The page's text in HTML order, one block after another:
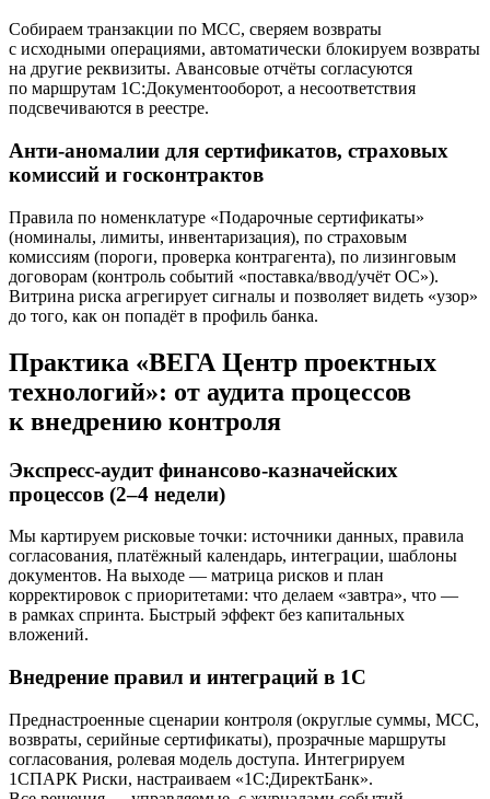
Собираем транзакции по MCC, сверяем возвраты
с исходными операциями, автоматически блокируем возвраты
на другие реквизиты. Авансовые отчёты согласуются
по маршрутам 1С:Документооборот, а несоответствия
подсвечиваются в реестре.
Анти-аномалии для сертификатов, страховых
комиссий и госконтрактов
Правила по номенклатуре «Подарочные сертификаты»
(номиналы, лимиты, инвентаризация), по страховым
комиссиям (пороги, проверка контрагента), по лизинговым
договорам (контроль событий «поставка/ввод/учёт ОС»).
Витрина риска агрегирует сигналы и позволяет видеть «узор»
до того, как он попадёт в профиль банка.
Практика «ВЕГА Центр проектных
технологий»: от аудита процессов
к внедрению контроля
Экспресс-аудит финансово-казначейских
процессов (2–4 недели)
Мы картируем рисковые точки: источники данных, правила
согласования, платёжный календарь, интеграции, шаблоны
документов. На выходе — матрица рисков и план
корректировок с приоритетами: что делаем «завтра», что —
в рамках спринта. Быстрый эффект без капитальных
вложений.
Внедрение правил и интеграций в 1С
Преднастроенные сценарии контроля (округлые суммы, MCC,
возвраты, серийные сертификаты), прозрачные маршруты
согласования, ролевая модель доступа. Интегрируем
1СПАРК Риски, настраиваем «1С:ДиректБанк».